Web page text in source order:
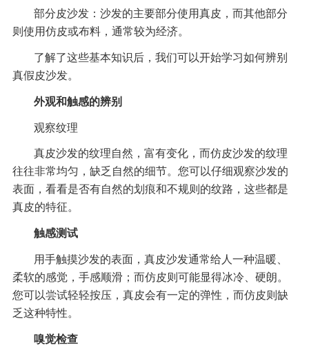
部分皮沙发：沙发的主要部分使用真皮，而其他部分
则使用仿皮或布料，通常较为经济。
了解了这些基本知识后，我们可以开始学习如何辨别
真假皮沙发。
外观和触感的辨别
观察纹理
真皮沙发的纹理自然，富有变化，而仿皮沙发的纹理
往往非常均匀，缺乏自然的细节。您可以仔细观察沙发的
表面，看看是否有自然的划痕和不规则的纹路，这些都是
真皮的特征。
触感测试
用手触摸沙发的表面，真皮沙发通常给人一种温暖、
柔软的感觉，手感顺滑；而仿皮则可能显得冰冷、硬朗。
您可以尝试轻轻按压，真皮会有一定的弹性，而仿皮则缺
乏这种特性。
嗅觉检查